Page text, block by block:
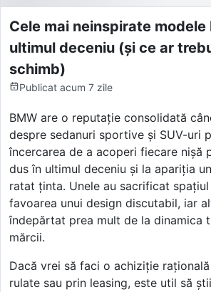
Cele mai neinspirate modele
ultimul deceniu (și ce ar
schimb)
Publicat acum 7 zile
BMW are o reputație consolidată
despre sedanuri sportive și SUV-uri
încercarea de a acoperi fiecare nișă
dus în ultimul deceniu și la apariția
ratat ținta. Unele au sacrificat
favoarea unui design discutabil, iar
îndepărtat prea mult de la dinamica
mărcii.
Dacă vrei să faci o achiziție
rulate sau prin leasing, este util să